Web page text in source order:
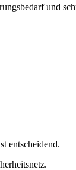
und
entscheidend.